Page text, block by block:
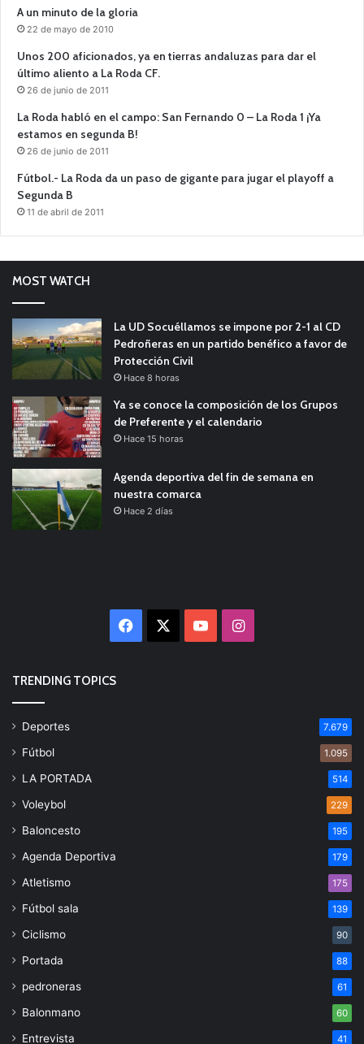
A un minuto de la gloria
22 de mayo de 2010
Unos 200 aficionados, ya en tierras andaluzas para dar el
último aliento a La Roda CF.
26 de junio de 2011
La Roda habló en el campo: San Fernando 0 – La Roda 1 ¡Ya
estamos en segunda B!
26 de junio de 2011
Fútbol.- La Roda da un paso de gigante para jugar el playoff a
Segunda B
11 de abril de 2011
MOST WATCH
La UD Socuéllamos se impone por 2-1 al CD
Pedroñeras en un partido benéfico a favor de
Protección Civil
Hace 8 horas
Ya se conoce la composición de los Grupos
de Preferente y el calendario
Hace 15 horas
Agenda deportiva del fin de semana en
nuestra comarca
Hace 2 días
Facebook YouTubeInstagram
TRENDING TOPICS
Deportes 7.679
Fútbol 1.095
LA PORTADA 514
Voleybol 229
Baloncesto 195
Agenda Deportiva 179
Atletismo 175
Fútbol sala 139
Ciclismo 90
Portada 88
pedroneras 61
Balonmano 60
Entrevista 41